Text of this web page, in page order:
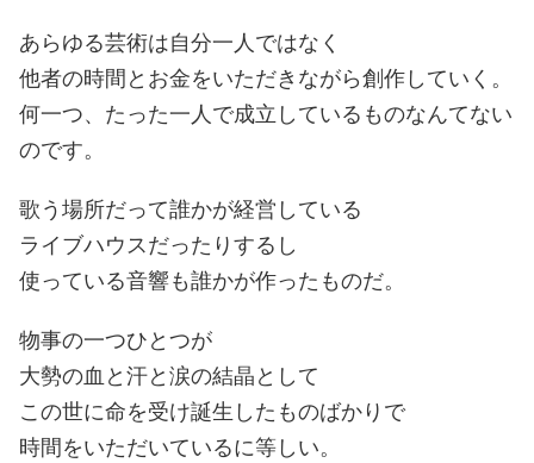
あらゆる芸術は自分一人ではなく
他者の時間とお金をいただきながら創作していく。
何一つ、たった一人で成立しているものなんてない
のです。
歌う場所だって誰かが経営している
ライブハウスだったりするし
使っている音響も誰かが作ったものだ。
物事の一つひとつが
大勢の血と汗と涙の結晶として
この世に命を受け誕生したものばかりで
時間をいただいているに等しい。